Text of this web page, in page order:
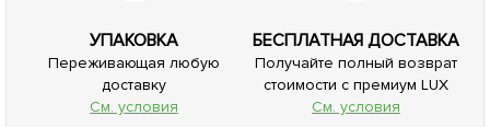
УПАКОВКА
Переживающая любую
доставку
См. условия
БЕСПЛАТНАЯ ДОСТАВКА
Получайте полный возврат
стоимости с премиум LUX
См. условия